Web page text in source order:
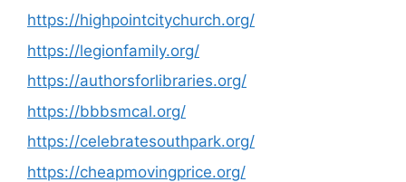
https://highpointcitychurch.org/
https://legionfamily.org/
https://authorsforlibraries.org/
https://bbbsmcal.org/
https://celebratesouthpark.org/
https://cheapmovingprice.org/